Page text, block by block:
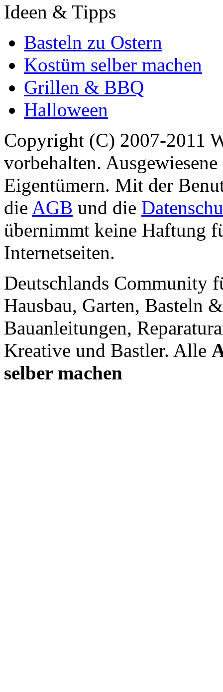
Ideen & Tipps
Basteln zu Ostern
Kostüm selber machen
Grillen & BBQ
Halloween
Copyright (C) 2007-2011
vorbehalten.
Eigentümern. Mit der
die AGB und die
übernimmt keine Haftung
Internetseiten.
Deutschlands Community
Hausbau, Garten, Basteln
Bauanleitungen,
Kreative und Bastler. Alle
selber machen